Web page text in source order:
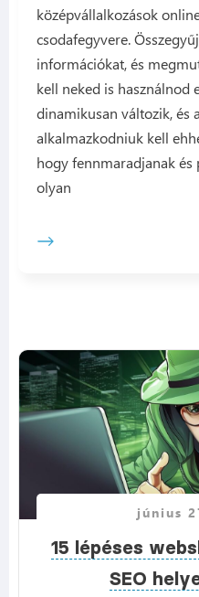
középvállalkozások
csodafegyvere.
információkat, és
kell neked is használnod
dinamikusan változik, és
alkalmazkodniuk kell
hogy fennmaradjanak és
olyan
június
15 lépéses
SEO